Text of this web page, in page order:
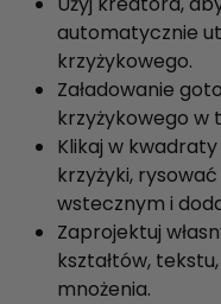
automatycznie
krzyżykowego.
Załadowanie
krzyżykowego w
Klikaj w
krzyżyki,
wstecznym i
Zaprojektuj
kształtów,
mnożenia.